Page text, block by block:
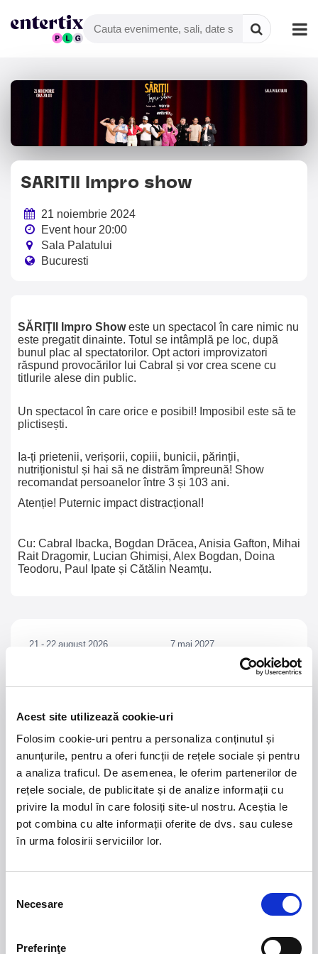
Acest site utilizează cookie-uri
Folosim cookie-uri pentru a personaliza conținutul și
anunțurile, pentru a oferi funcții de rețele sociale și pentru
a analiza traficul. De asemenea, le oferim partenerilor de
rețele sociale, de publicitate și de analize informații cu
privire la modul în care folosiți site-ul nostru. Aceștia le
pot combina cu alte informații oferite de dvs. sau culese
în urma folosirii serviciilor lor.
consimțământului
Necesare
Preferinţe
SĂRIȚII Impro Showeste un spectacol în care nimic nu
este pregatit dinainte. Totul se intâmplă pe loc, după
bunul plac al spectatorilor. Opt actori improvizatori
răspund provocărilor lui Cabral și vor crea scene cu
titlurile alese din public.
Un spectacol în care orice e posibil! Imposibil este să te
plictisești.
Ia-ți prietenii, verișorii, copiii, bunicii, părinții,
nutriționistul și hai să ne distrăm împreună! Show
recomandat persoanelor între 3 și 103 ani.
Atenție! Puternic impact distracțional!
Cu: Cabral Ibacka, Bogdan Drăcea, Anisia Gafton, Mihai
Rait Dragomir, Lucian Ghimiși, Alex Bogdan, Doina
Teodoru, Paul Ipate și Cătălin Neamțu.
SARITII Impro show
21 noiembrie 2024
Event hour 20:00
Sala Palatului
Bucuresti
21 - 22 august 2026 7 mai 2027
Morgan Jay - La Dolce
Summer Well 2026
Domeniul Stirbey Voda, Buftea
MASTERS OF
CLASSIC
Trends
1. Blackbriar - A Thousand Little Deaths Tour
pentru un concert la Quantic. Turneul promovează
cel mai nou album al formației, A Thousand Little
Deaths, un material ce explorează teme precum
versuri captivante și puternice sonorități symphonic